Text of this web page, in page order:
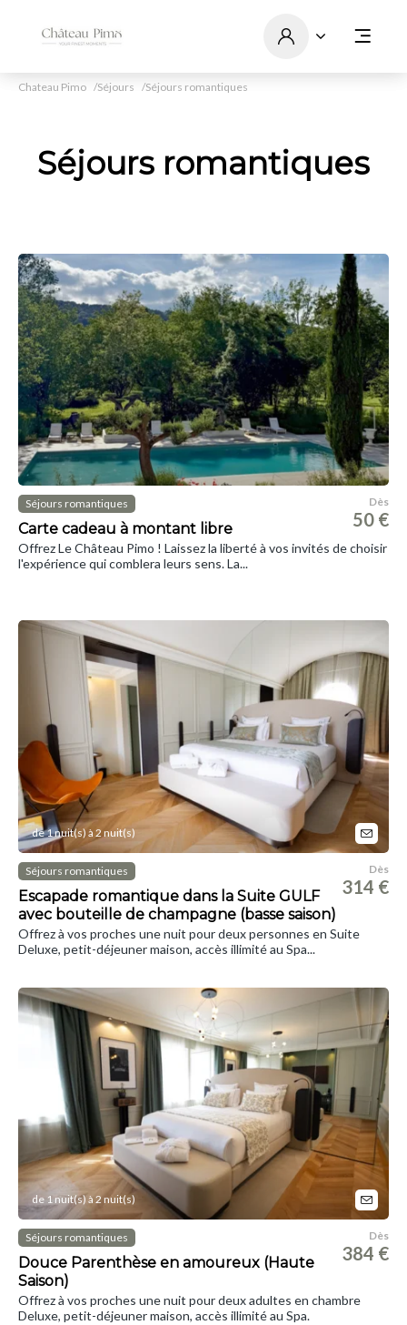
Chateau Pimo Séjours Séjours romantiques
Séjours romantiques
Séjours romantiques
Carte cadeau à montant libre
Dès
50 €
Offrez Le Château Pimo ! Laissez la liberté à vos invités de choisir
l'expérience qui comblera leurs sens. La...
de 1 nuit(s) à 2 nuit(s)
Séjours romantiques
Escapade romantique dans la Suite GULF
avec bouteille de champagne (basse saison)
Dès
314 €
Offrez à vos proches une nuit pour deux personnes en Suite
Deluxe, petit-déjeuner maison, accès illimité au Spa...
de 1 nuit(s) à 2 nuit(s)
Séjours romantiques
Douce Parenthèse en amoureux (Haute
Saison)
Dès
384 €
Offrez à vos proches une nuit pour deux adultes en chambre
Deluxe, petit-déjeuner maison, accès illimité au Spa.